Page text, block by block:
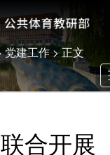
党建工作> 正文
合开展